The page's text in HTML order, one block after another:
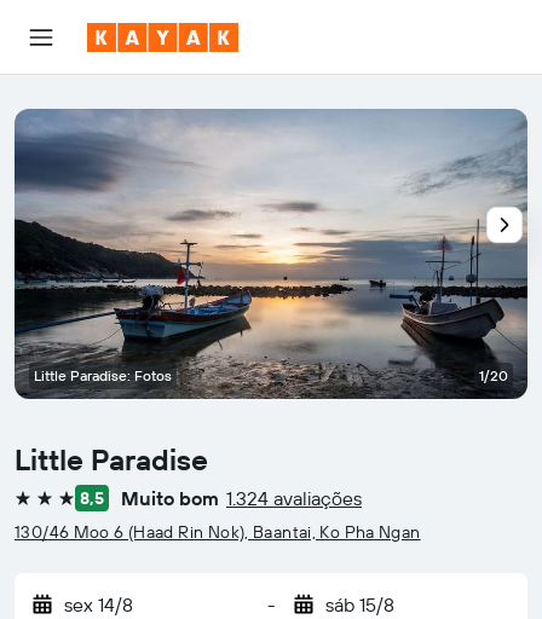
Little Paradise
3 estrelas8,5 Muito bom 1.324 avaliações
130/46 Moo 6 (Haad Rin Nok), Baantai, Ko Pha Ngan
sex 14/8 - sáb 15/8
Little Paradise: Fotos 1/20